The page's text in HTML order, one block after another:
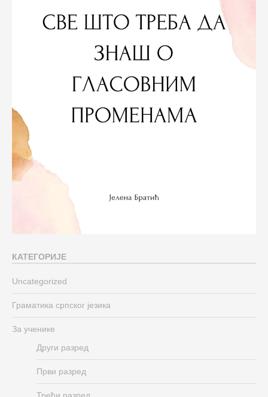
КАТЕГОРИЈЕ
Uncategorized
Граматика српског језика
За ученике
Други разред
Први разред